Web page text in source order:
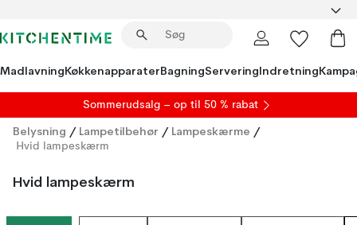
MadlavningKøkkenapparaterBagningServeringIndretning
Sommerudsalg – op til 50 % rabat
Belysning / Lampetilbehør / Lampeskærme /
Hvid lampeskærm
Hvid lampeskærm